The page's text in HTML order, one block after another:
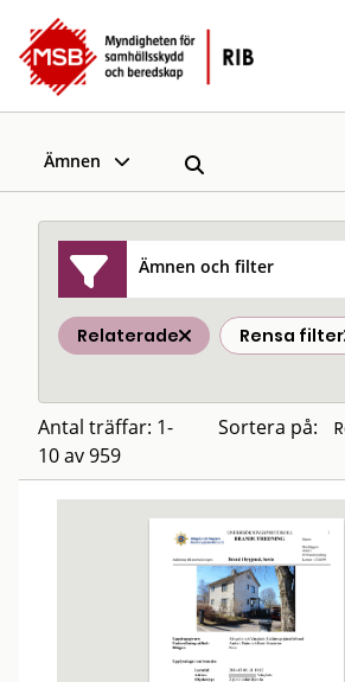
Ämnen
Ämnen och filter
Relaterade Rensa filter
Antal träffar: 1-
10 av 959
Sortera på: